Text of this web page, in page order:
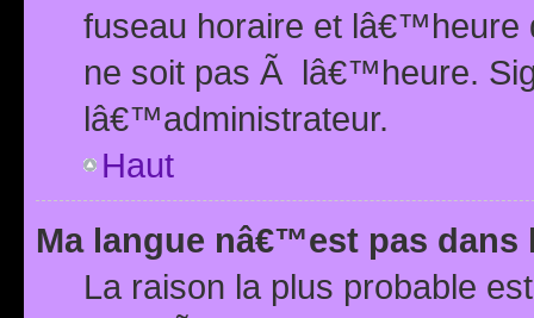
fuseau horaire et
ne soit pas Ã lâ€™heure.
lâ€™administrateur.
Haut
Ma langue nâ€™est pas dans
La raison la plus probable